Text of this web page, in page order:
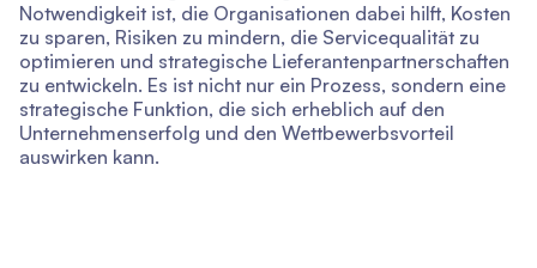
Notwendigkeit ist, die Organisationen dabei hilft, Kosten
zu sparen, Risiken zu mindern, die Servicequalität zu
optimieren und strategische Lieferantenpartnerschaften
zu entwickeln. Es ist nicht nur ein Prozess, sondern eine
strategische Funktion, die sich erheblich auf den
Unternehmenserfolg und den Wettbewerbsvorteil
auswirken kann.